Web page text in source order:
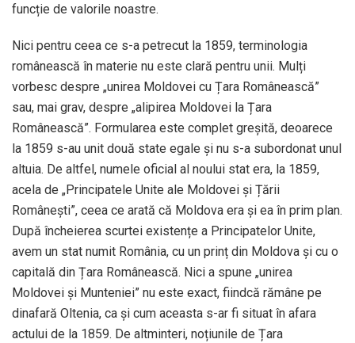
funcție de valorile noastre.
Nici pentru ceea ce s-a petrecut la 1859, terminologia
românească în materie nu este clară pentru unii. Mulți
vorbesc despre „unirea Moldovei cu Țara Românească”
sau, mai grav, despre „alipirea Moldovei la Țara
Românească”. Formularea este complet greșită, deoarece
la 1859 s-au unit două state egale și nu s-a subordonat unul
altuia. De altfel, numele oficial al noului stat era, la 1859,
acela de „Principatele Unite ale Moldovei și Țării
Românești”, ceea ce arată că Moldova era și ea în prim plan.
După încheierea scurtei existențe a Principatelor Unite,
avem un stat numit România, cu un prinț din Moldova și cu o
capitală din Țara Românească. Nici a spune „unirea
Moldovei și Munteniei” nu este exact, fiindcă rămâne pe
dinafară Oltenia, ca și cum aceasta s-ar fi situat în afara
actului de la 1859. De altminteri, noțiunile de Țara